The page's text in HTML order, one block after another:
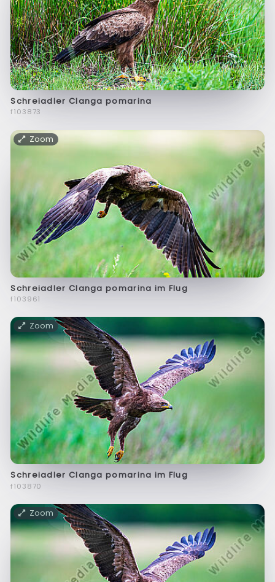
Schreiadler Clanga pomarina
f103873
Zoom
Schreiadler Clanga pomarina im Flug
f103961
Zoom
Schreiadler Clanga pomarina im Flug
f103870
Zoom